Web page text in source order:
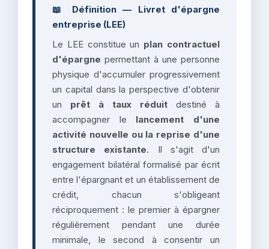
📖 Définition — Livret d'épargne
entreprise (LEE)
Le LEE constitue un plan contractuel
d'épargne permettant à une personne
physique d'accumuler progressivement
un capital dans la perspective d'obtenir
un prêt à taux réduit destiné à
accompagner le lancement d'une
activité nouvelle ou la reprise d'une
structure existante. Il s'agit d'un
engagement bilatéral formalisé par écrit
entre l'épargnant et un établissement de
crédit, chacun s'obligeant
réciproquement : le premier à épargner
régulièrement pendant une durée
minimale, le second à consentir un